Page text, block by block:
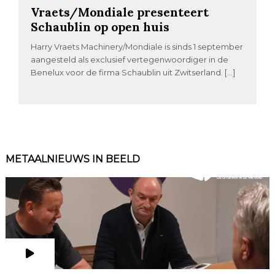
Vraets/Mondiale presenteert
Schaublin op open huis
Harry Vraets Machinery/Mondiale is sinds 1 september
aangesteld als exclusief vertegenwoordiger in de
Benelux voor de firma Schaublin uit Zwitserland. […]
METAALNIEUWS IN BEELD